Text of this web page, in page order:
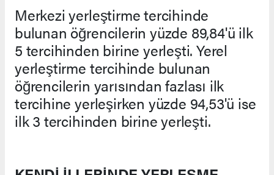
Merkezi yerleştirme tercihinde
bulunan öğrencilerin yüzde 89,84'ü ilk
5 tercihinden birine yerleşti. Yerel
yerleştirme tercihinde bulunan
öğrencilerin yarısından fazlası ilk
tercihine yerleşirken yüzde 94,53'ü ise
ilk 3 tercihinden birine yerleşti.